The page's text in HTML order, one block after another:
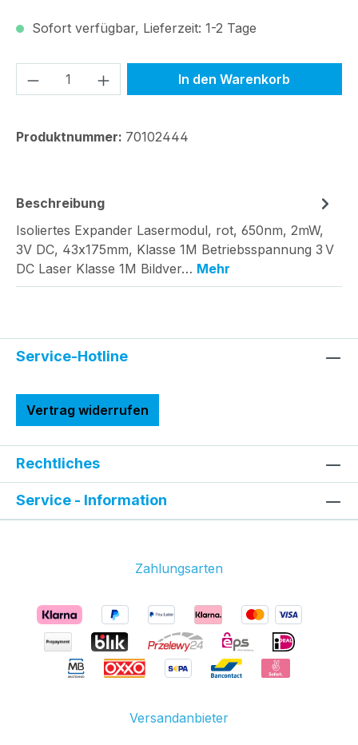
Sofort verfügbar, Lieferzeit: 1-2 Tage
Produkt Anzahl: Gib denIn den Warenkorb
Produktnummer: 70102444
Beschreibung
Isoliertes Expander Lasermodul, rot, 650nm, 2mW,
3V DC, 43x175mm, Klasse 1M Betriebsspannung 3 V
DC Laser Klasse 1M Bildver… Mehr
Service-Hotline
Vertrag widerrufen
Rechtliches
Service - Information
Zahlungsarten
Versandanbieter